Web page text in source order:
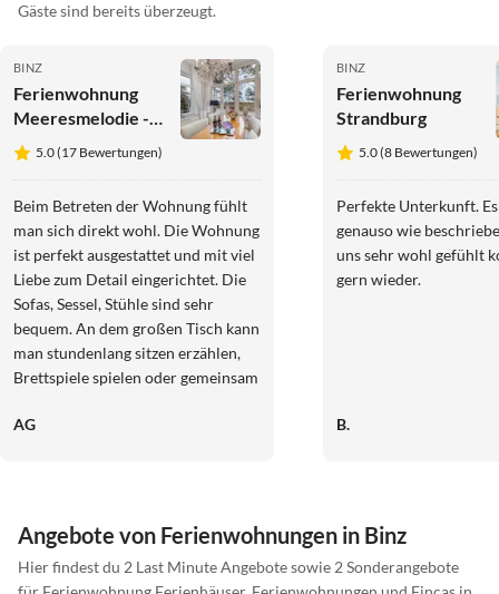
Gäste sind bereits überzeugt.
BINZ
Ferienwohnung
Meeresmelodie -
in Villa Frigga
5.0 (17 Bewertungen)
Beim Betreten der Wohnung fühlt
man sich direkt wohl. Die Wohnung
ist perfekt ausgestattet und mit viel
Liebe zum Detail eingerichtet. Die
Sofas, Sessel, Stühle sind sehr
bequem. An dem großen Tisch kann
man stundenlang sitzen erzählen,
Brettspiele spielen oder gemeinsam
unbeschreiblich und die Lage der
Geschäften. Wir kommen gerne
wieder.
AG
BINZ
Ferienwohnung
Strandburg
5.0 (8 Bewertungen)
Perfekte Unterkunft.
genauso wie
uns sehr wohl gefühlt
gern wieder.
B.
Angebote von Ferienwohnungen in Binz
Hier findest du 2 Last Minute Angebote sowie 2 Sonderangebote